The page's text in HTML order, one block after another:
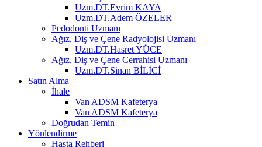
Uzm.DT.Evrim KAYA
Uzm.DT.Adem ÖZELER
Pedodonti Uzmanı
Ağız, Diş ve Çene Radyolojisi Uzmanı
Uzm.DT.Hasret YÜCE
Ağız, Diş ve Çene Cerrahisi Uzmanı
Uzm.DT.Sinan BİLİCİ
Satın Alma
İhale
Van ADSM Kafeterya
Van ADSM Kafeterya
Doğrudan Temin
Yönlendirme
Hasta Rehberi